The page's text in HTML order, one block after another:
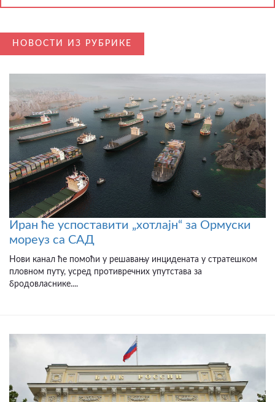
НОВОСТИ ИЗ РУБРИКЕ
Иран ће успоставити „хотлајн“ за Ормуски
мореуз са САД
Нови канал ће помоћи у решавању инцидената у стратешком
пловном путу, усред противречних упутстава за
бродовласнике....